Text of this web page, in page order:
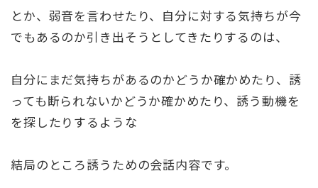
とか、弱音を言わせたり、自分に対する気持ちが今
でもあるのか引き出そうとしてきたりするのは、
自分にまだ気持ちがあるのかどうか確かめたり、誘
っても断られないかどうか確かめたり、誘う動機を
を探したりするような
結局のところ誘うための会話内容です。